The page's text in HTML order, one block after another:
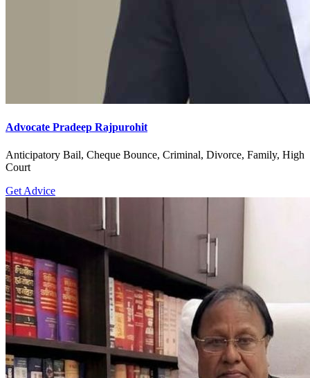
Advocate Pradeep Rajpurohit
Anticipatory Bail, Cheque Bounce, Criminal, Divorce, Family, High
Court
Get Advice